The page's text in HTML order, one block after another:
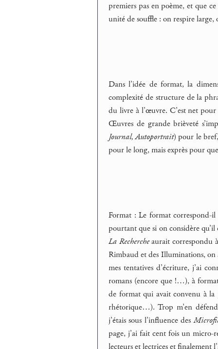
premiers pas en poème, et que
unité de souffle : on respire
Dans l’idée de format, la
complexité de structure de la
du livre à l’œuvre. C’est net
Œuvres de grande brièveté
Journal, Autoportrait) pour le
pour le long, mais exprès pour
Format : Le format correspond-
pourtant que si on considère
La Rechercheaurait correspondu
Rimbaud et des Illuminations,
mes tentatives d’écriture, j’ai
romans (encore que !…), à
de format qui avait convenu à
rhétorique…). Trop m’en
j’étais sous l’influence des
page, j’ai fait cent fois un
lecteurs et lectrices et finalement